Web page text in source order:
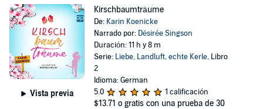
Vista previa
Kirschbaumträume
De: Karin Koenicke
Narrado por: Désirée Singson
Duración: 11 h y 8 m
Serie: Liebe, Landluft, echte Kerle, Libro
2
Idioma: German
5.0
1 calificación
$13.71 o gratis con una prueba de 30